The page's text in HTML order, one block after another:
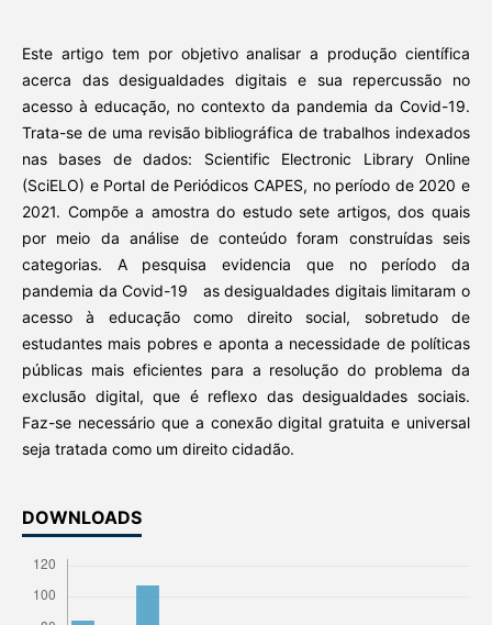
Este artigo tem por objetivo analisar a produção científica
acerca das desigualdades digitais e sua repercussão no
acesso à educação, no contexto da pandemia da Covid-19.
Trata-se de uma revisão bibliográfica de trabalhos indexados
nas bases de dados: Scientific Electronic Library Online
(SciELO) e Portal de Periódicos CAPES, no período de 2020 e
2021. Compõe a amostra do estudo sete artigos, dos quais
por meio da análise de conteúdo foram construídas seis
categorias. A pesquisa evidencia que no período da
pandemia da Covid-19 as desigualdades digitais limitaram o
acesso à educação como direito social, sobretudo de
estudantes mais pobres e aponta a necessidade de políticas
públicas mais eficientes para a resolução do problema da
exclusão digital, que é reflexo das desigualdades sociais.
Faz-se necessário que a conexão digital gratuita e universal
seja tratada como um direito cidadão.
DOWNLOADS